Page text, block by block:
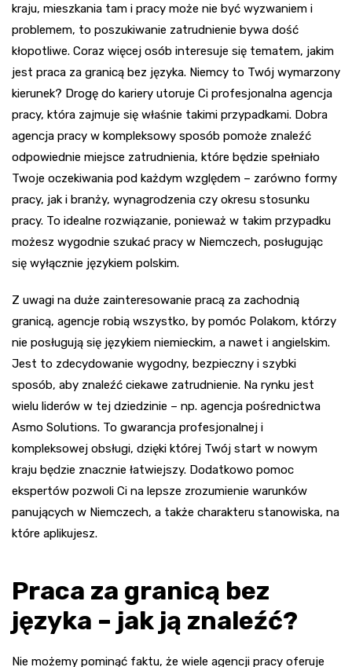
kraju, mieszkania tam i pracy może nie być wyzwaniem i
problemem, to poszukiwanie zatrudnienie bywa dość
kłopotliwe. Coraz więcej osób interesuje się tematem, jakim
jest praca za granicą bez języka. Niemcy to Twój wymarzony
kierunek? Drogę do kariery utoruje Ci profesjonalna agencja
pracy, która zajmuje się właśnie takimi przypadkami. Dobra
agencja pracy w kompleksowy sposób pomoże znaleźć
odpowiednie miejsce zatrudnienia, które będzie spełniało
Twoje oczekiwania pod każdym względem – zarówno formy
pracy, jak i branży, wynagrodzenia czy okresu stosunku
pracy. To idealne rozwiązanie, ponieważ w takim przypadku
możesz wygodnie szukać pracy w Niemczech, posługując
się wyłącznie językiem polskim.
Z uwagi na duże zainteresowanie pracą za zachodnią
granicą, agencje robią wszystko, by pomóc Polakom, którzy
nie posługują się językiem niemieckim, a nawet i angielskim.
Jest to zdecydowanie wygodny, bezpieczny i szybki
sposób, aby znaleźć ciekawe zatrudnienie. Na rynku jest
wielu liderów w tej dziedzinie – np. agencja pośrednictwa
Asmo Solutions. To gwarancja profesjonalnej i
kompleksowej obsługi, dzięki której Twój start w nowym
kraju będzie znacznie łatwiejszy. Dodatkowo pomoc
ekspertów pozwoli Ci na lepsze zrozumienie warunków
panujących w Niemczech, a także charakteru stanowiska, na
które aplikujesz.
Praca za granicą bez
języka – jak ją znaleźć?
Nie możemy pominąć faktu, że wiele agencji pracy oferuje